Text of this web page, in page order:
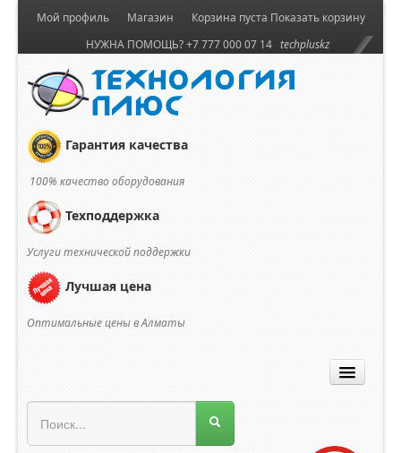
Корзина пуста Показать корзину
Мой профиль
Магазин
НУЖНА ПОМОЩЬ? +7 777 000 07 14 techpluskz
Гарантия качества
100% качество оборудования
Техподдержка
Услуги технической поддержки
Лучшая цена
Оптимальные цены в Алматы